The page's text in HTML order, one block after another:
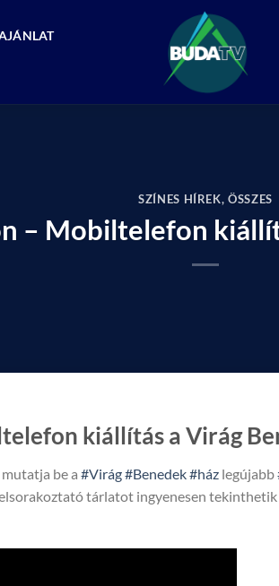
SZÍNES HÍREK,ÖSSZES
– Mobiltelefon
kiállítás a Virág
be a #Virág#Benedek#ház legújabb
tárlatot ingyenesen tekinthetik